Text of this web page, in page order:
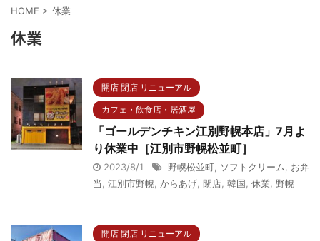
HOME > 休業
休業
開店 閉店 リニューアル
カフェ・飲食店・居酒屋
「ゴールデンチキン江別野幌本店」7月よ
り休業中［江別市野幌松並町］
2023/8/1 野幌松並町, ソフトクリーム, お弁
当, 江別市野幌, からあげ, 閉店, 韓国, 休業, 野幌
開店 閉店 リニューアル